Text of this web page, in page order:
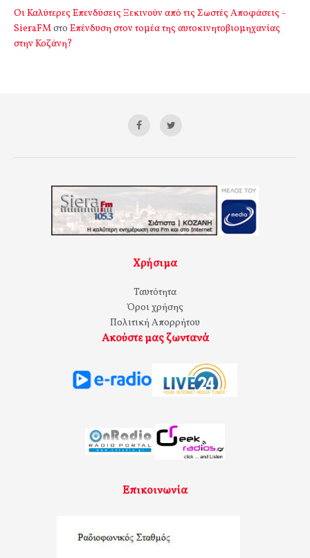
Οι Καλύτερες Επενδύσεις Ξεκινούν από τις Σωστές Αποφάσεις -
SieraFMστο Επένδυση στον τομέα της αυτοκινητοβιομηχανίας
στην Κοζάνη?
Χρήσιμα
Ταυτότητα
Όροι χρήσης
Πολιτική Απορρήτου
Ακούστε μας ζωντανά
Επικοινωνία